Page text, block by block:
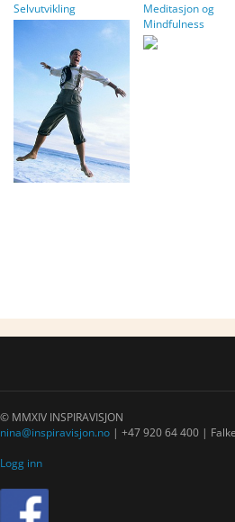
Selvutvikling
Meditasjon og
Mindfulness
© MMXIV INSPIRAVISJON
nina@inspiravisjon.no | +47 920 64 400 |
Logg inn